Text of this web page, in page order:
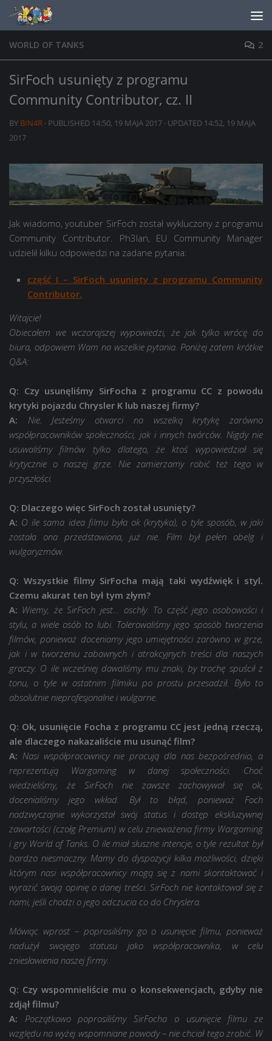
Skip to content
WORLD OF TANKS 2
SirFoch usunięty z programu
Community Contributor, cz. II
BY BIN4R · PUBLISHED 14:50, 19 MAJA 2017 · UPDATED 14:52, 19 MAJA
2017
Jak wiadomo, youtuber SirFoch został wykluczony z programu
Community Contributor. Ph3lan, EU Community Manager
udzielił kilku odpowiedzi na zadane pytania:
część I – SirFoch usunięty z programu Community
Contributor.
Witajcie!
Obiecałem we wczorajszej wypowiedzi, że jak tylko wrócę do
biura, odpowiem Wam na wszelkie pytania. Poniżej zatem krótkie
Q&A:
Q: Czy usunęliśmy SirFocha z programu CC z powodu
krytyki pojazdu Chrysler K lub naszej firmy?
A:
Nie. Jesteśmy otwarci na wszelką krytykę zarówno
współpracowników społeczności, jak i innych twórców. Nigdy nie
usuwaliśmy filmów tylko dlatego, że ktoś wypowiedział się
krytycznie o naszej grze. Nie zamierzamy robić też tego w
przyszłości.
Q: Dlaczego więc SirFoch został usunięty?
A: O ile sama idea filmu była ok (krytyka), o tyle sposób, w jaki
została ona przedstawiona, już nie. Film był pełen obelg i
wulgaryzmów.
Q: Wszystkie filmy SirFocha mają taki wydźwięk i styl.
Czemu akurat ten był tym złym?
A: Wiemy, że SirFoch jest… oschły. To część jego osobowości i
stylu, a wiele osób to lubi. Tolerowaliśmy jego sposób tworzenia
filmów, ponieważ doceniamy jego umiejętności zarówno w grze,
jak i w tworzeniu zabawnych i atrakcyjnych treści dla naszych
graczy. O ile wcześniej dawaliśmy mu znaki, by trochę spuścił z
tonu, o tyle w ostatnim filmiku po prostu przesadził. Było to
absolutnie nieprofesjonalne i wulgarne.
Q: Ok, usunięcie Focha z programu CC jest jedną rzeczą,
ale dlaczego nakazaliście mu usunąć film?
A: Nasi współpracownicy nie pracują dla nas bezpośrednio, a
reprezentują Wargaming w danej społeczności. Choć
wiedzieliśmy, że SirFoch nie zawsze zachowywał się ok,
docenialiśmy jego wkład. Był to błąd, ponieważ Foch
nadzwyczajnie wykorzystał swój status i dostęp ekskluzywnej
zawartości (czołg Premium) w celu znieważenia firmy Wargaming
i gry World of Tanks. O ile miał słuszne intencje, o tyle rezultat był
bardzo niesmaczny. Mamy do dyspozycji kilka możliwości, dzięki
którym nasi współpracownicy mogą się z nami skontaktować i
wyrazić swoją opinię o danej treści. SirFoch nie kontaktował się z
nami, jeśli chodzi o jego odczucia co do Chryslera.
Mówiąc wprost – poprosiliśmy go o usunięcie filmu, ponieważ
nadużył swojego statusu jako współpracownika, w celu
zniesławienia naszej firmy.
Q: Czy wspomnieliście mu o konsekwencjach, gdyby nie
zdjął filmu?
A:
Początkowo poprosiliśmy SirFocha o usunięcie filmu ze
względu na wyżej wspomniane powody – nie chciał tego zrobić. W